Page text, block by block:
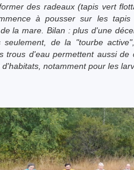
des radeaux (tapis vert
à pousser sur les
la mare. Bilan : plus d'une
seulement, de la "tourbe
trous d'eau permettent aussi
notamment pour les